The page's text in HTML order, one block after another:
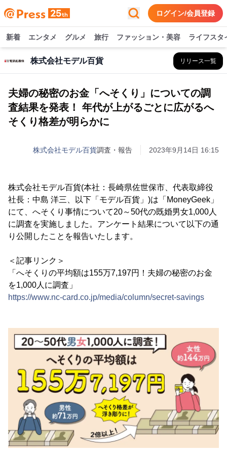
ログイン/会員登録
新着 エンタメ グルメ 旅行 ファッション・美容 ライフスタ
株式会社モデル百貨 リリース一覧
夫婦の秘密のお金「へそくり」についての調
査結果を発表！ 年代が上がるごとに広がるへ
そくり格差が明らかに
株式会社モデル百貨調査・報告 2023年9月14日 16:15
株式会社モデル百貨(本社：長崎県佐世保市、代表取締役
社長：中島 洋三、以下「モデル百貨」)は「MoneyGeek」
にて、へそくり事情について20～50代の既婚男女1,000人
に調査を実施しました。アンケート結果について以下の通
り公開したことを報告いたします。
＜記事リンク＞
「へそくりの平均額は155万7,197円！夫婦の秘密のお金
を1,000人に調査」
https://www.nc-card.co.jp/media/column/secret-savings